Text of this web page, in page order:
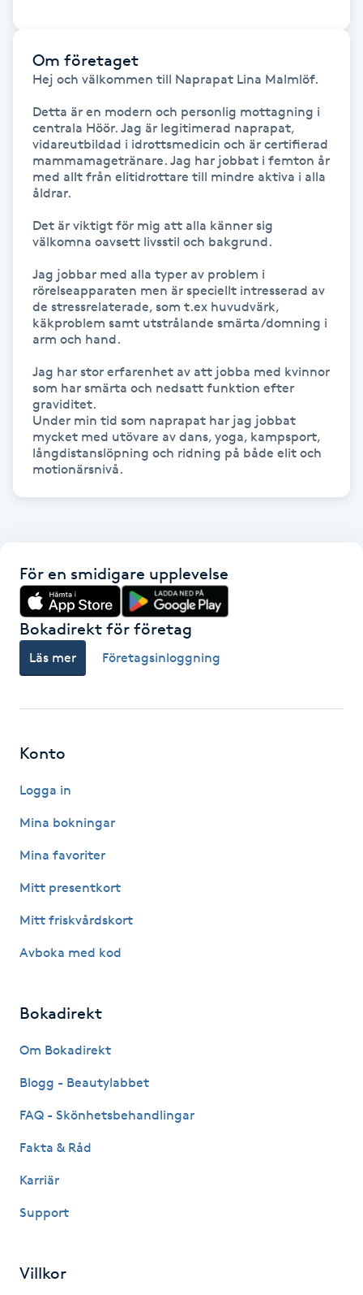
Friskvårdsmassage
Frisör
Funktionsanalys
Färgning
Föning
Gel naglar
Gelenaglar
Gellack
Gellack med förstärkning
Gravidmassage
Gua Sha-massage
H
Hatha Yoga
Headspa
Healing
HIFU
Hollywood Peel
Huduppstramning
Hudvård
Hyperhidros
Om företaget
Hej och välkommen till Naprapat Lina Malmlöf.
Detta är en modern och personlig mottagning i
centrala Höör. Jag är legitimerad naprapat,
vidareutbildad i idrottsmedicin och är certifierad
mammamagetränare. Jag har jobbat i femton år
med allt från elitidrottare till mindre aktiva i alla
åldrar.
Det är viktigt för mig att alla känner sig
välkomna oavsett livsstil och bakgrund.
Jag jobbar med alla typer av problem i
rörelseapparaten men är speciellt intresserad av
de stressrelaterade, som t.ex huvudvärk,
käkproblem samt utstrålande smärta/domning i
arm och hand.
Jag har stor erfarenhet av att jobba med kvinnor
som har smärta och nedsatt funktion efter
graviditet.
Under min tid som naprapat har jag jobbat
mycket med utövare av dans, yoga, kampsport,
långdistanslöpning och ridning på både elit och
motionärsnivå.
För en smidigare upplevelse
Bokadirekt för företag
Läs mer Företagsinloggning
Konto
Logga in
Mina bokningar
Mina favoriter
Mitt presentkort
Mitt friskvårdskort
Avboka med kod
Bokadirekt
Om Bokadirekt
Blogg - Beautylabbet
FAQ - Skönhetsbehandlingar
Fakta & Råd
Karriär
Support
Villkor